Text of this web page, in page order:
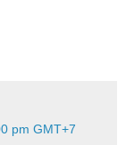
pm GMT+7